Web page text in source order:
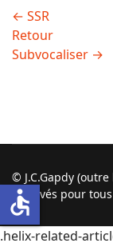
← SSR
Retour
Subvocaliser →
© J.C.Gapdy
réservés pour
.helix-related-
accessible